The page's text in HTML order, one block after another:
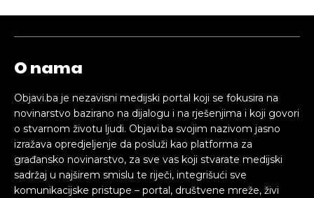
O nama
Objavi.ba je nezavisni medijski portal koji se fokusira na
novinarstvo bazirano na dijalogu i na rješenjima i koji govori
o stvarnom životu ljudi. Objavi.ba svojim nazivom jasno
izražava opredjeljenje da posluži kao platforma za
građansko novinarstvo, za sve vas koji stvarate medijski
sadržaj u najširem smislu te riječi, integrišući sve
komunikacijske pristupe – portal, društvene mreže, živi